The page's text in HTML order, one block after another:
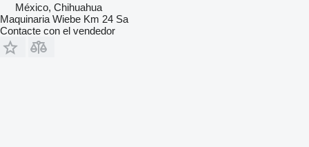
México, Chihuahua
Maquinaria Wiebe Km 24 Sa
Contacte con el vendedor